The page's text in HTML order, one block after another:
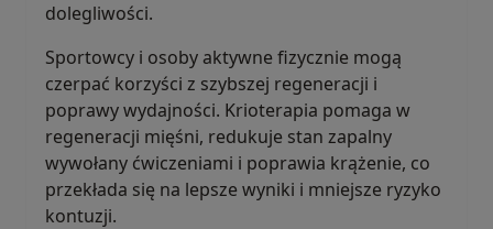
dolegliwości.
Sportowcy i osoby aktywne fizycznie mogą
czerpać korzyści z szybszej regeneracji i
poprawy wydajności. Krioterapia pomaga w
regeneracji mięśni, redukuje stan zapalny
wywołany ćwiczeniami i poprawia krążenie, co
przekłada się na lepsze wyniki i mniejsze ryzyko
kontuzji.